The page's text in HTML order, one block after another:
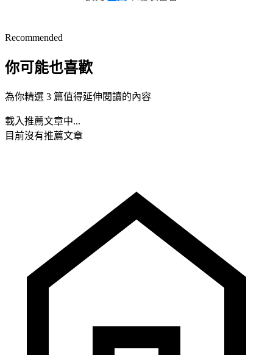
Recommended
你可能也喜歡
為你精選 3 篇值得延伸閱讀的內容
載入推薦文章中...
目前沒有推薦文章